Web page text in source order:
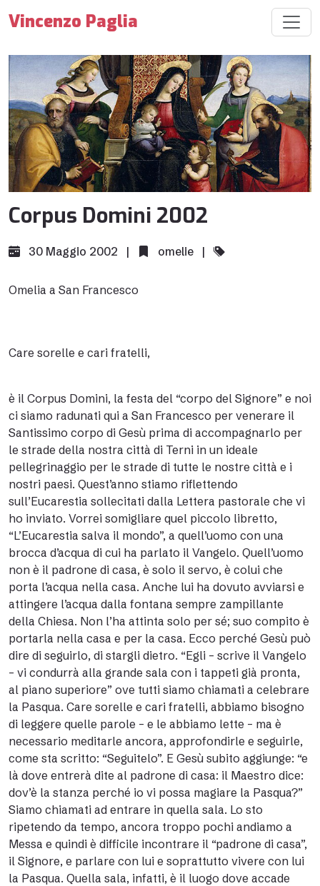
Vincenzo Paglia
Corpus Domini 2002
30 Maggio 2002 | omelie |
Omelia a San Francesco
Care sorelle e cari fratelli,
è il Corpus Domini, la festa del “corpo del Signore” e noi
ci siamo radunati qui a San Francesco per venerare il
Santissimo corpo di Gesù prima di accompagnarlo per
le strade della nostra città di Terni in un ideale
pellegrinaggio per le strade di tutte le nostre città e i
nostri paesi. Quest’anno stiamo riflettendo
sull’Eucarestia sollecitati dalla Lettera pastorale che vi
ho inviato. Vorrei somigliare quel piccolo libretto,
“L’Eucarestia salva il mondo”, a quell’uomo con una
brocca d’acqua di cui ha parlato il Vangelo. Quell’uomo
non è il padrone di casa, è solo il servo, è colui che
porta l’acqua nella casa. Anche lui ha dovuto avviarsi e
attingere l’acqua dalla fontana sempre zampillante
della Chiesa. Non l’ha attinta solo per sé; suo compito è
portarla nella casa e per la casa. Ecco perché Gesù può
dire di seguirlo, di stargli dietro. “Egli – scrive il Vangelo
– vi condurrà alla grande sala con i tappeti già pronta,
al piano superiore” ove tutti siamo chiamati a celebrare
la Pasqua. Care sorelle e cari fratelli, abbiamo bisogno
di leggere quelle parole – e le abbiamo lette – ma è
necessario meditarle ancora, approfondirle e seguirle,
come sta scritto: “Seguitelo”. E Gesù subito aggiunge: “e
là dove entrerà dite al padrone di casa: il Maestro dice:
dov’è la stanza perché io vi possa magiare la Pasqua?”
Siamo chiamati ad entrare in quella sala. Lo sto
ripetendo da tempo, ancora troppo pochi andiamo a
Messa e quindi è difficile incontrare il “padrone di casa”,
il Signore, e parlare con lui e soprattutto vivere con lui
la Pasqua. Quella sala, infatti, è il luogo dove accade